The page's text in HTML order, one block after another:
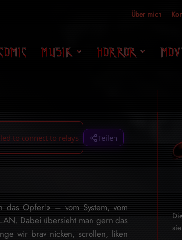
Über mich
MUSIK HORROR
Teilen
das Opfer!» – vom System, vom
Dabei übersieht man gern das
wir brav nicken, scrollen, liken